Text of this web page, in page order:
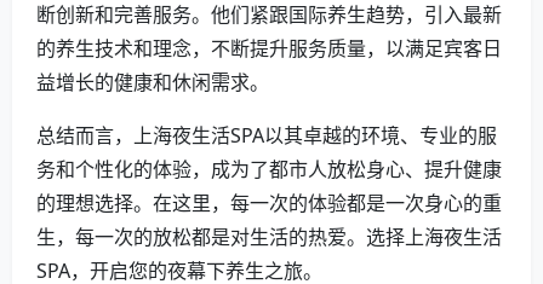
断创新和完善服务。他们紧跟国际养生趋势，引入最新
的养生技术和理念，不断提升服务质量，以满足宾客日
益增长的健康和休闲需求。
总结而言，上海夜生活SPA以其卓越的环境、专业的服
务和个性化的体验，成为了都市人放松身心、提升健康
的理想选择。在这里，每一次的体验都是一次身心的重
生，每一次的放松都是对生活的热爱。选择上海夜生活
SPA，开启您的夜幕下养生之旅。